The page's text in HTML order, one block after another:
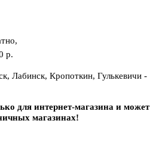
р.
Лабинск, Кропоткин, Гулькевичи -
для интернет-магазина и может
магазинах!